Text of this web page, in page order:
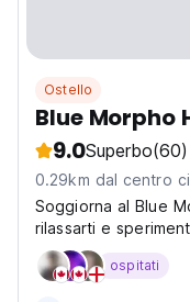
Ostello
Blue Morpho
9.0Superbo(60)
0.29km dal centro
Soggiorna al Blue
rilassarti e
in un ambiente
ospitati